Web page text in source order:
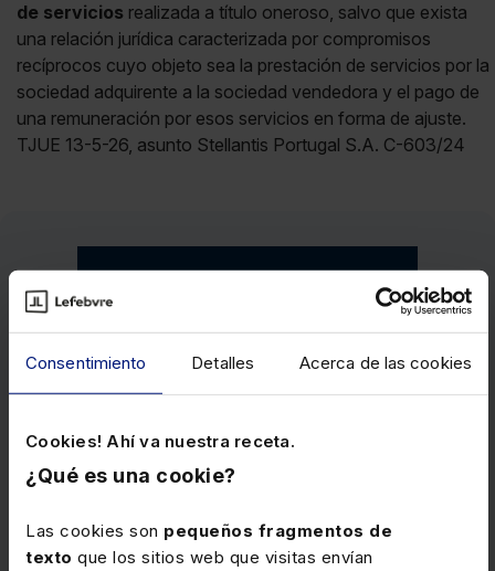
Consentimiento Detalles Acerca de las cookies
Cookies! Ahí va nuestra receta.
¿Qué es una cookie?
Las cookies son pequeños fragmentos de
texto que los sitios web que visitas envían
de servicios realizada a título oneroso, salvo que exista
una relación jurídica caracterizada por compromisos
recíprocos cuyo objeto sea la prestación de servicios por la
sociedad adquirente a la sociedad vendedora y el pago de
una remuneración por esos servicios en forma de ajuste.
TJUE 13-5-26, asunto Stellantis Portugal S.A. C-603/24